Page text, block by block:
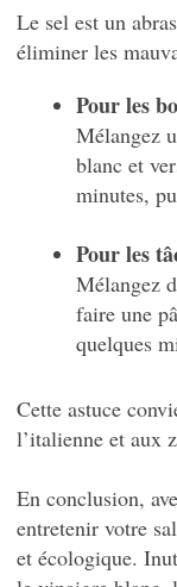
Le sel est un
éliminer les
Pour les
Mélangez
blanc et
minutes,
Pour les
Mélangez
faire une
quelques
Cette astuce
l’italienne et aux
En conclusion,
entretenir votre
et écologique.